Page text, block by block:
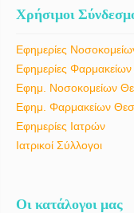
Χρήσιμοι
Εφημερίες
Εφημερίες Φαρμακείων
Εφημ. Νοσοκομείων
Εφημ. Φαρμακείων
Εφημερίες Ιατρών
Ιατρικοί Σύλλογοι
Οι κατάλογοι μας